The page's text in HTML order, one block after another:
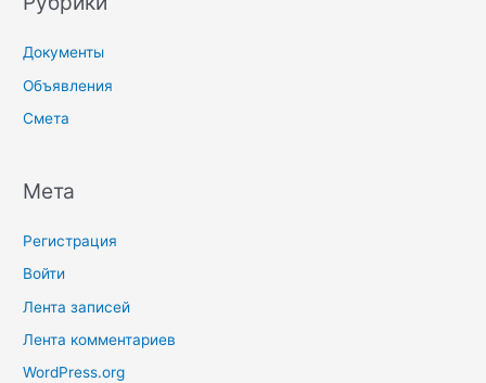
Документы
Объявления
Смета
Мета
Регистрация
Войти
Лента записей
Лента комментариев
WordPress.org